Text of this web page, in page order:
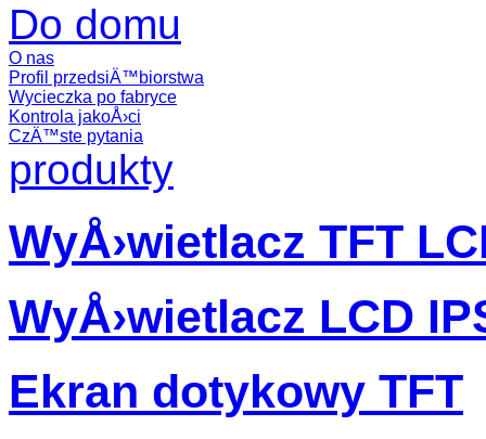
Do domu
O nas
Profil przedsiÄ™biorstwa
Wycieczka po fabryce
Kontrola jakoÅ›ci
CzÄ™ste pytania
produkty
WyÅ›wietlacz TFT
WyÅ›wietlacz LCD
Ekran dotykowy TFT